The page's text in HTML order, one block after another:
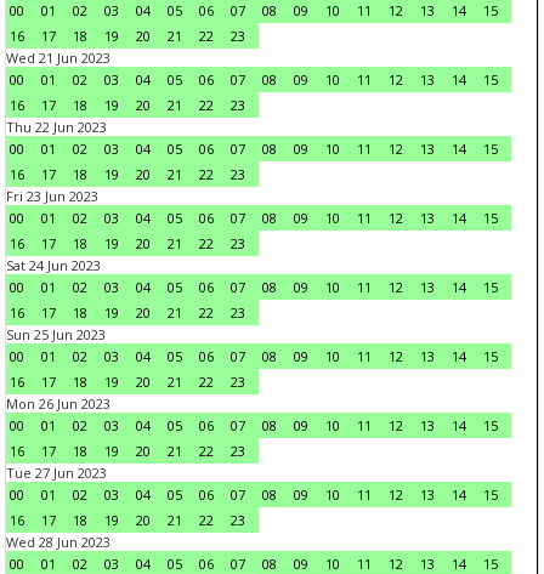
00
01 02 03 04 05 06 07 08 09 10 11 12 13 14
15
16
17 18 19 20 21 22
23
Wed 21 Jun 2023
00
01 02 03 04 05 06 07 08 09 10 11 12 13 14
15
16
17 18 19 20 21 22
23
Thu 22 Jun 2023
00
01 02 03 04 05 06 07 08 09 10 11 12 13 14
15
16
17 18 19 20 21 22
23
Fri 23 Jun 2023
00
01 02 03 04 05 06 07 08 09 10 11 12 13 14
15
16
17 18 19 20 21 22
23
Sat 24 Jun 2023
00
01 02 03 04 05 06 07 08 09 10 11 12 13 14
15
16
17 18 19 20 21 22
23
Sun 25 Jun 2023
00
01 02 03 04 05 06 07 08 09 10 11 12 13 14
15
16
17 18 19 20 21 22
23
Mon 26 Jun 2023
00
01 02 03 04 05 06 07 08 09 10 11 12 13 14
15
16
17 18 19 20 21 22
23
Tue 27 Jun 2023
00
01 02 03 04 05 06 07 08 09 10 11 12 13 14
15
16
17 18 19 20 21 22
23
Wed 28 Jun 2023
00
01 02 03 04 05 06 07 08 09 10 11 12 13 14
15